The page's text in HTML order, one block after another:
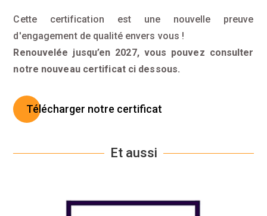
Cette certification est une nouvelle preuve
d'engagement de qualité envers vous !
Renouvelée jusqu’en 2027, vous pouvez consulter
notre nouveau certificat ci dessous.
Télécharger notre certificat
Et aussi